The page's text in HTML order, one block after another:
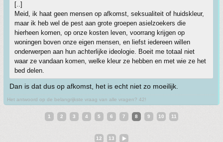
[..]
Meid, ik haat geen mensen op afkomst, seksualiteit of huidskleur,
maar ik heb wel de pest aan grote groepen asielzoekers die
hierheen komen, op onze kosten leven, voorrang krijgen op
woningen boven onze eigen mensen, en liefst iedereen willen
onderwerpen aan hun achterlijke ideologie. Boeit me totaal niet
waar ze vandaan komen, welke kleur ze hebben en met wie ze het
bed delen.
Dan is dat dus op afkomst, het is echt niet zo moeilijk.
Het antwoord op de belangrijkste vraag van alle vragen? 42!
1 2 3 4 5 6 7 8 9 10 11
12 13